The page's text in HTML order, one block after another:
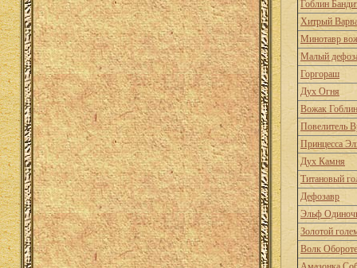
Гоблин
Хитрый
Минотавр
Малый
Горгораш
Дух Огня
Вожак
Повелитель
Принцесса
Дух Камня
Титановый
Дефозавр
Эльф
Золотой
Волк